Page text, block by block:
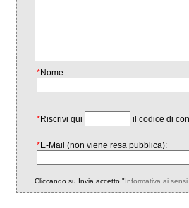
*Nome:
*Riscrivi qui il codice di
*E-Mail (non viene resa pubblica):
Cliccando su Invia accetto "Informativa ai